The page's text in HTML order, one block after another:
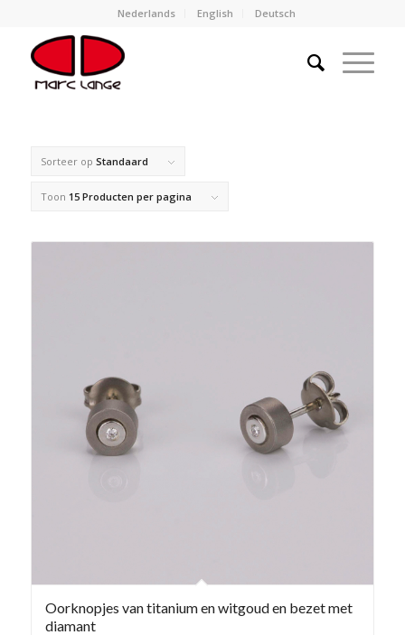
Nederlands English Deutsch
Sorteer op Standaard
Toon 15 Producten per pagina
Oorknopjes van titanium en witgoud en bezet met
diamant